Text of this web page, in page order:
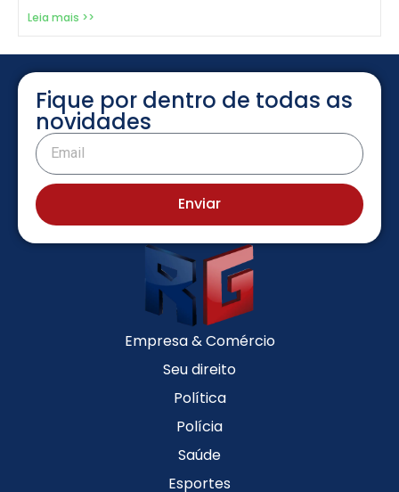
Leia mais >>
Fique por dentro de todas as
novidades
Enviar
Empresa & Comércio
Seu direito
Política
Polícia
Saúde
Esportes